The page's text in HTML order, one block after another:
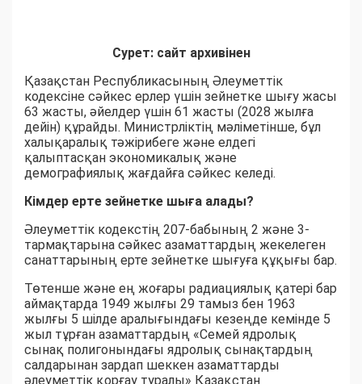
Сурет: сайт архивінен
Қазақстан Республикасының Әлеуметтік
кодексіне сәйкес ерлер үшін зейнетке шығу жасы
63 жасты, әйелдер үшін 61 жасты (2028 жылға
дейін) құрайды. Министрліктің мәліметінше, бұл
халықаралық тәжірибеге және елдегі
қалыптасқан экономикалық және
демографиялық жағдайға сәйкес келеді.
Кімдер ерте зейнетке шыға алады?
Әлеуметтік кодекстің 207-бабының 2 және 3-
тармақтарына сәйкес азаматтардың жекелеген
санаттарының ерте зейнетке шығуға құқығы бар.
Төтенше және ең жоғары радиациялық қатері бар
аймақтарда 1949 жылғы 29 тамыз бен 1963
жылғы 5 шілде аралығындағы кезеңде кемінде 5
жыл тұрған азаматтардың «Семей ядролық
сынақ полигонындағы ядролық сынақтардың
салдарынан зардап шеккен азаматтарды
әлеуметтік қорғау туралы» Қазақстан